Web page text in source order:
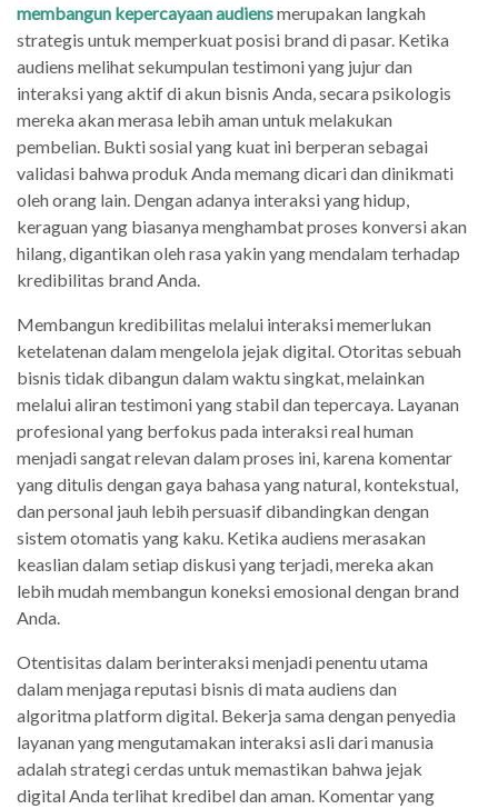
membangun kepercayaan audiensmerupakan langkah
strategis untuk memperkuat posisi brand di pasar. Ketika
audiens melihat sekumpulan testimoni yang jujur dan
interaksi yang aktif di akun bisnis Anda, secara psikologis
mereka akan merasa lebih aman untuk melakukan
pembelian. Bukti sosial yang kuat ini berperan sebagai
validasi bahwa produk Anda memang dicari dan dinikmati
oleh orang lain. Dengan adanya interaksi yang hidup,
keraguan yang biasanya menghambat proses konversi akan
hilang, digantikan oleh rasa yakin yang mendalam terhadap
kredibilitas brand Anda.
Membangun kredibilitas melalui interaksi memerlukan
ketelatenan dalam mengelola jejak digital. Otoritas sebuah
bisnis tidak dibangun dalam waktu singkat, melainkan
melalui aliran testimoni yang stabil dan tepercaya. Layanan
profesional yang berfokus pada interaksi real human
menjadi sangat relevan dalam proses ini, karena komentar
yang ditulis dengan gaya bahasa yang natural, kontekstual,
dan personal jauh lebih persuasif dibandingkan dengan
sistem otomatis yang kaku. Ketika audiens merasakan
keaslian dalam setiap diskusi yang terjadi, mereka akan
lebih mudah membangun koneksi emosional dengan brand
Anda.
Otentisitas dalam berinteraksi menjadi penentu utama
dalam menjaga reputasi bisnis di mata audiens dan
algoritma platform digital. Bekerja sama dengan penyedia
layanan yang mengutamakan interaksi asli dari manusia
adalah strategi cerdas untuk memastikan bahwa jejak
digital Anda terlihat kredibel dan aman. Komentar yang